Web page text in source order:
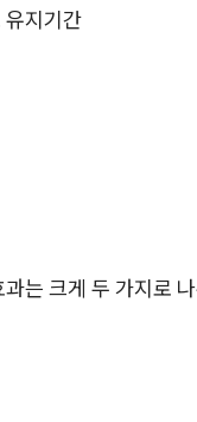
유지기간
는 크게 두 가지로